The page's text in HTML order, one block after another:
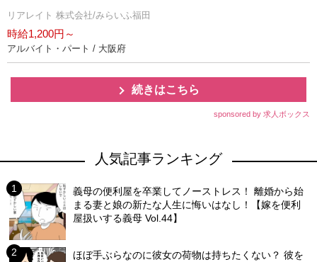
リアレイト 株式会社/みらいふ福田
時給1,200円～
アルバイト・パート / 大阪府
続きはこちら
sponsored by 求人ボックス
人気記事ランキング
義母の便利屋を卒業してノーストレス！ 離婚から始
まる妻と娘の新たな人生に悔いはなし！【嫁を便利
屋扱いする義母 Vol.44】
ほぼ手ぶらなのに彼女の荷物は持ちたくない？ 彼を